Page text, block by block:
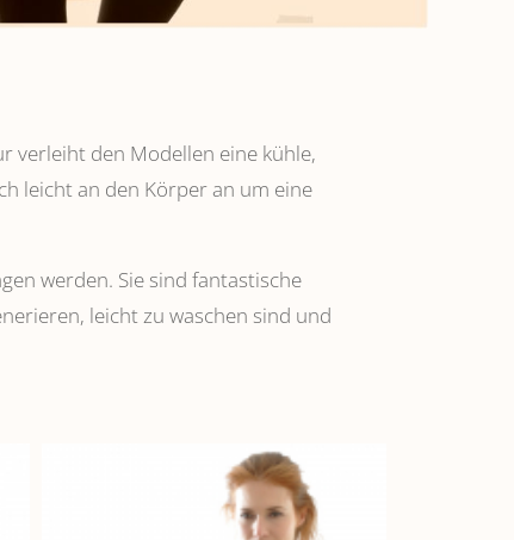
verleiht den Modellen eine kühle,
leicht an den Körper an um eine
werden. Sie sind fantastische
leicht zu waschen sind und